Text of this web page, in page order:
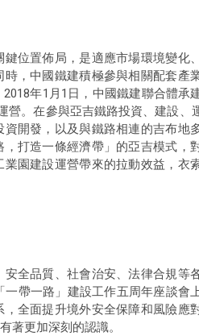
位置佈局，是適應市場環境變化
，中國鐵建積極參與相關配套產
年1月1日，中國鐵建聯合體承
。在參與亞吉鐵路投資、建設、
開發，以及與鐵路相連的吉布地
打造一條經濟帶」的亞吉模式，
園建設運營帶來的拉動效益，衣
全品質、社會治安、法律合規等
帶一路」建設工作五周年座談會
全面提升境外安全保障和風險應
著更加深刻的認識。